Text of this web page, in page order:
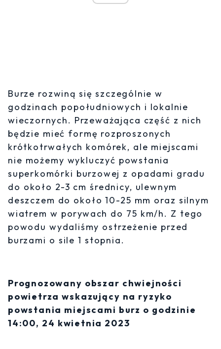
Burze rozwiną się szczególnie w
godzinach popołudniowych i lokalnie
wieczornych. Przeważająca część z nich
będzie mieć formę rozproszonych
krótkotrwałych komórek, ale miejscami
nie możemy wykluczyć powstania
superkomórki burzowej z opadami gradu
do około 2-3 cm średnicy, ulewnym
deszczem do około 10-25 mm oraz silnym
wiatrem w porywach do 75 km/h. Z tego
powodu wydaliśmy ostrzeżenie przed
burzami o sile 1 stopnia.
Prognozowany obszar chwiejności
powietrza wskazujący na ryzyko
powstania miejscami burz o godzinie
14:00, 24 kwietnia 2023